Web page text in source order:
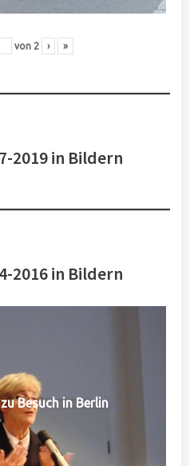
von 2 › »
2019 in Bildern
2016 in Bildern
Besuch in Berlin